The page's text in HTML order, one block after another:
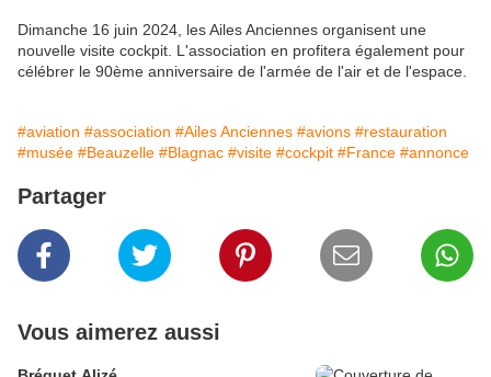
Dimanche 16 juin 2024, les Ailes Anciennes organisent une
nouvelle visite cockpit. L'association en profitera également pour
célébrer le 90ème anniversaire de l'armée de l'air et de l'espace.
#aviation #association #Ailes Anciennes #avions #restauration
#musée #Beauzelle #Blagnac #visite #cockpit #France #annonce
Partager
Vous aimerez aussi